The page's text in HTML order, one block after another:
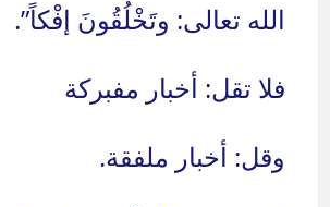
الله تعالى: وتَخْلُقُونَ إفْكاً”.
فلا تقل: أخبار مفبركة
وقل: أخبار ملفقة.